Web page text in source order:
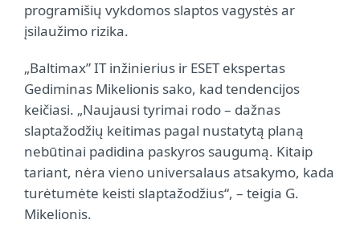
programišių vykdomos slaptos vagystės ar
įsilaužimo rizika.
„Baltimax” IT inžinierius ir ESET ekspertas
Gediminas Mikelionis sako, kad tendencijos
keičiasi. „Naujausi tyrimai rodo – dažnas
slaptažodžių keitimas pagal nustatytą planą
nebūtinai padidina paskyros saugumą. Kitaip
tariant, nėra vieno universalaus atsakymo, kada
turėtumėte keisti slaptažodžius“, – teigia G.
Mikelionis.